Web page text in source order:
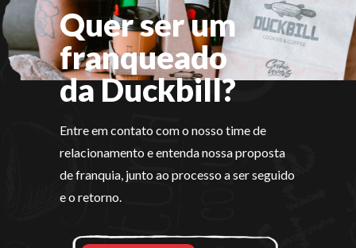
Quer ser um
franqueado
da Duckbill?
Entre em contato com o nosso time de
relacionamento e entenda nossa proposta
de franquia, junto ao processo a ser seguido
e o retorno.